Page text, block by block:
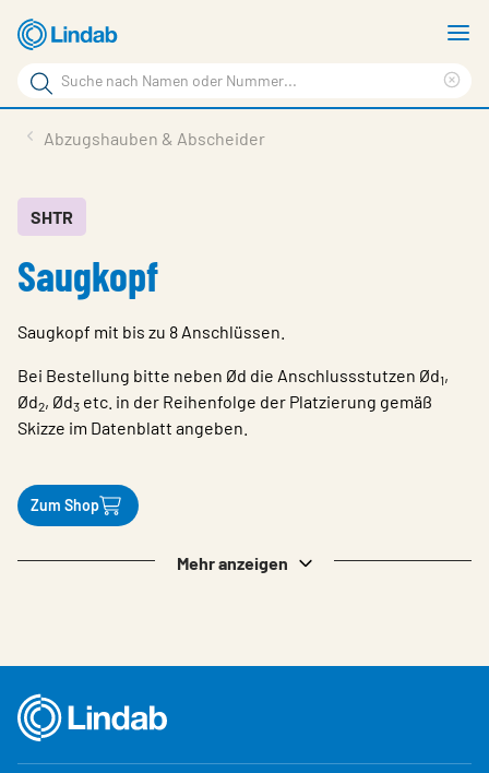
Zum
Hauptinhalt
springen
Suchbegriff
Seite
durchsuchen
Wissen & Service
Inspiration
Unternehmen
Kontakt
Abzugshauben & Abscheider
SHTR
Saugkopf
Saugkopf mit bis zu 8 Anschlüssen.
Bei Bestellung bitte neben Ød die Anschlussstutzen Ød1,
Ød2, Ød3 etc. in der Reihenfolge der Platzierung gemäß
Skizze im Datenblatt angeben.
Zum Shop
Mehr anzeigen